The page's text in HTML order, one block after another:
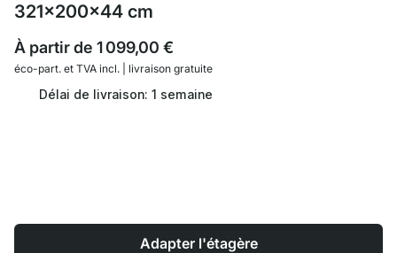
321x200x44 cm
À partir de 1 099,00 €
éco-part. et TVA incl. | livraison gratuite
Délai de livraison: 1 semaine
Adapter l'étagère